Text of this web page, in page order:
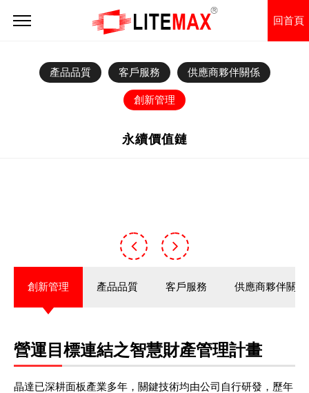
產品品質 客戶服務 供應商夥伴關係
創新管理
永續價值鏈
創新管理 產品品質 客戶服務 供應商夥伴關係
營運目標連結之智慧財產管理計畫
晶達已深耕面板產業多年，關鍵技術均由公司自行研發，歷年
回首頁